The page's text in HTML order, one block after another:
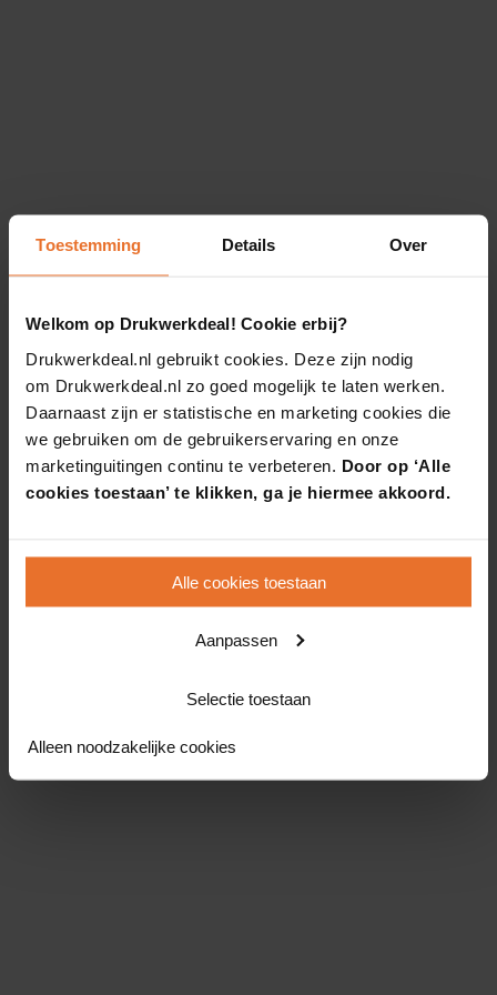
Toestemming Details Over
Welkom op Drukwerkdeal! Cookie erbij?
Drukwerkdeal.nl gebruikt cookies. Deze zijn nodig
om Drukwerkdeal.nl zo goed mogelijk te laten werken.
Daarnaast zijn er statistische en marketing cookies die
we gebruiken om de gebruikerservaring en onze
marketinguitingen continu te verbeteren. Door op ‘Alle
cookies toestaan’ te klikken, ga je hiermee akkoord.
Alle cookies toestaan
Aanpassen
Selectie toestaan
Alleen noodzakelijke cookies